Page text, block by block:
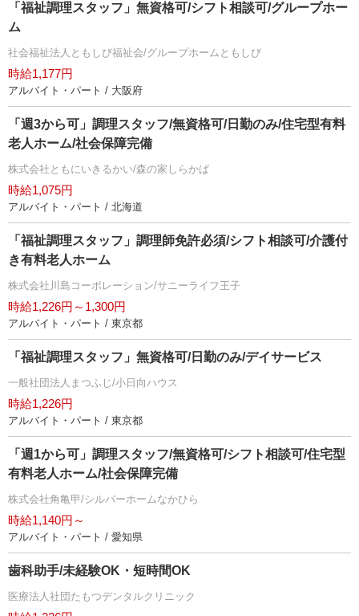
「福祉調理スタッフ」無資格可/シフト相談可/グループホー
ム
社会福祉法人ともしび福祉会/グループホームともしび
時給1,177円
アルバイト・パート / 大阪府
「週3から可」調理スタッフ/無資格可/日勤のみ/住宅型有料
老人ホーム/社会保障完備
株式会社ともにいきるかい/森の家しらかば
時給1,075円
アルバイト・パート / 北海道
「福祉調理スタッフ」調理師免許必須/シフト相談可/介護付
き有料老人ホーム
株式会社川島コーポレーション/サニーライフ王子
時給1,226円～1,300円
アルバイト・パート / 東京都
「福祉調理スタッフ」無資格可/日勤のみ/デイサービス
一般社団法人まつふじ/小日向ハウス
時給1,226円
アルバイト・パート / 東京都
「週1から可」調理スタッフ/無資格可/シフト相談可/住宅型
有料老人ホーム/社会保障完備
株式会社角亀甲/シルバーホームなかひら
時給1,140円～
アルバイト・パート / 愛知県
歯科助手/未経験OK・短時間OK
医療法人社団たもつデンタルクリニック